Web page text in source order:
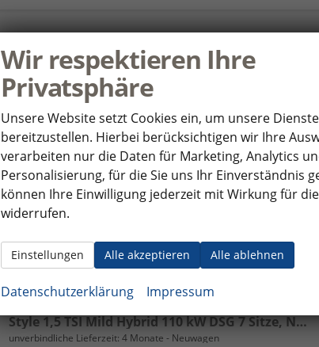
ab 391,– € mtl.
Style 1,5 TSI Mild Hybrid 110 kW DSG 7 Sitze, Navigation, Metallic, LED MATRIX + dyn. Blinkleuchten,19 Zoll Alu, Alarmanlage, Sitzheizung, ektr. verstellb. Fahrersitz, Heckklappe elektrisch, Klimaautomatik 3 Zonen, Doppel Phone Box, Kessy Fiull,,4 J. Garantie
unverbindliche Lieferzeit: 4 Monate Neuwagen
Wir respektieren Ihre
Privatsphäre
Unsere Website setzt Cookies ein, um unsere
bereitzustellen. Hierbei berücksichtigen wir Ihre
verarbeiten nur die Daten für Marketing, Analytics
Personalisierung, für die Sie uns Ihr Einverständnis
können Ihre Einwilligung jederzeit mit Wirkung für
widerrufen.
Alle akzeptieren Alle ablehnen
Einstellungen
Datenschutzerklärung Impressum